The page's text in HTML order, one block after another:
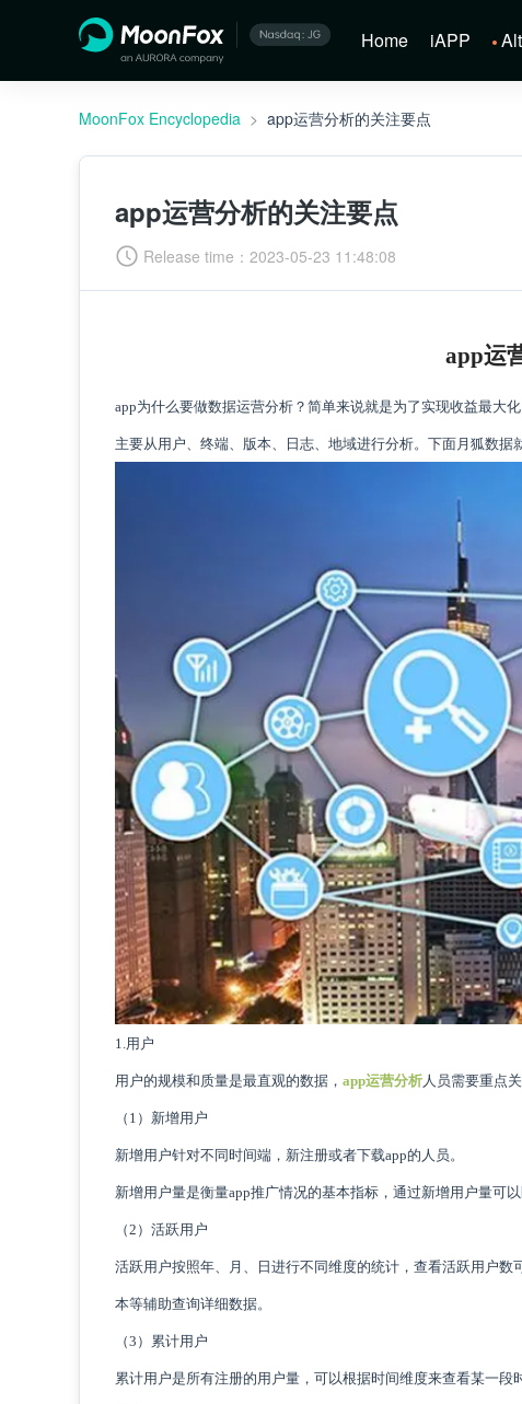
Home iAPP
MoonFox Encyclopedia > app运营分析的关注要点
app运营分析的关注要点
Release time： 2023-05-23 11:48:08
app运
app为什么要做数据运营分析？简单来说就是为了实现收益最大
主要从用户、终端、版本、日志、地域进行分析。下面月狐数据
1.用户
用户的规模和质量是最直观的数据， app运营分析 人员需要重点关
（1）新增用户
新增用户针对不同时间端，新注册或者下载app的人员。
新增用户量是衡量app推广情况的基本指标，通过新增用户量可
（2）活跃用户
活跃用户按照年、月、日进行不同维度的统计，查看活跃用户
本等辅助查询详细数据。
（3）累计用户
累计用户是所有注册的用户量，可以根据时间维度来查看某一